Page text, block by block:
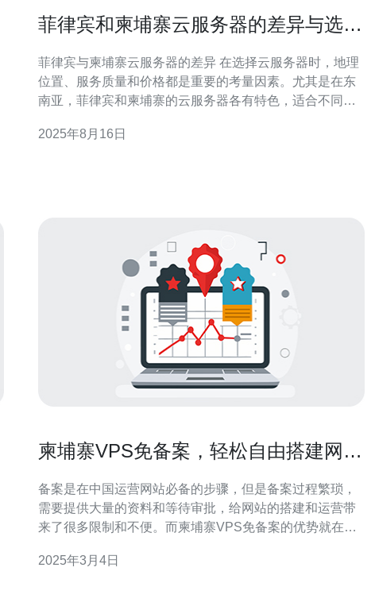
菲律宾和柬埔寨云服务器的差异与选择
菲律宾与柬埔寨云服务器的差异 在选择云服务器时，地理
位置、服务质量和价格都是重要的考量因素。尤其是在东
南亚，菲律宾和柬埔寨的云服务器各有特色，适合不同类
异，并提供实用的选择建议。 以下是选择云服务器时需要
2025年8月16日
柬埔寨VPS免备案，轻松自由搭建网
备案是在中国运营网站必备的步骤，但是备案过程繁琐，
需要提供大量的资料和等待审批，给网站的搭建和运营带
来了很多限制和不便。而柬埔寨VPS免备案的优势就在于
烦恼。 柬埔寨VPS服务器提供商的服务质量非常稳定和可
2025年3月4日